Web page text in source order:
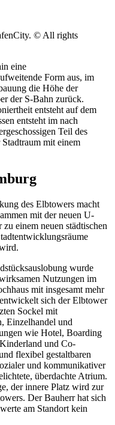
© All rights
eine
Form aus, im
die Höhe der
der S-Bahn zurück.
entsteht auf dem
entsteht im nach
Teil des
Stadtraum mit einem
des Elbtowers macht
mit der neuen U-
einem neuen städtischen
wurde
Nutzungen im
mit insgesamt mehr
sich der Elbtower
Sockel mit
Einzelhandel und
wie Hotel, Boarding
und Co-
flexibel gestaltbaren
und kommunikativer
überdachte Atrium.
der innere Platz wird zur
Der Bauherr hat sich
am Standort kein